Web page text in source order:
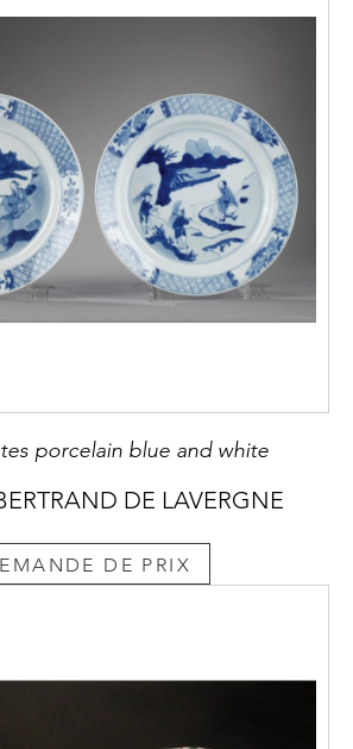
porcelain blue and white
DE LAVERGNE
DE PRIX